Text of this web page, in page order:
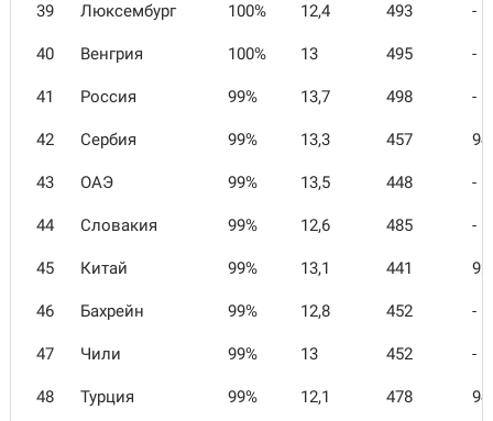
39 Люксембург 100% 12,4 493 -
40 Венгрия 100% 13 495 -
41 Россия 99% 13,7 498 -
42 Сербия 99% 13,3 457
43 ОАЭ 99% 13,5 448 -
44 Словакия 99% 12,6 485 -
45 Китай 99% 13,1 441
46 Бахрейн 99% 12,8 452 -
47 Чили 99% 13 452 -
48 Турция 99% 12,1 478